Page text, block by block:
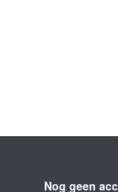
Nog geen